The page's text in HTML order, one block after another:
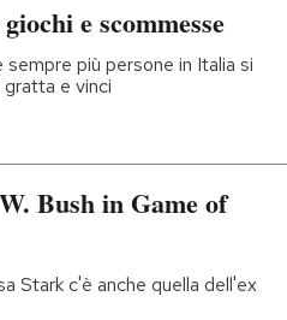
e scommesse
più persone in Italia si
e vinci
Bush in Game of
Stark c'è anche quella dell'ex